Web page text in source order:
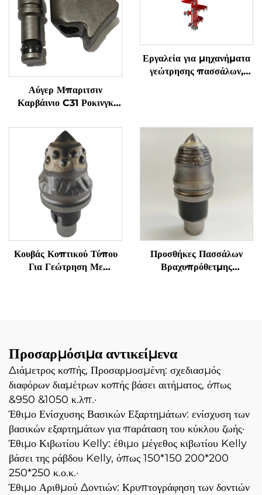
Αύγερ Μπαριτσιν
Καρβάινιο C31 Ροκινγκ
C31HD B47K22H για
Μηχανή Εξορύξεων
Φράγματος
Εργαλεία για μηχανήματα
γεώτρησης πασσάλων,
Κουβάς Κοπτικού Τύπου
Για Γεώτρηση Με
Προσθήκες Πασσάλων
Βραχυπρόθετμης
Προσαρμόσιμα αντικείμενα
Διάμετρος κοπής, Προσαρμοσμένη: σχεδιασμός
διαφόρων διαμέτρων κοπής βάσει αιτήματος, όπως
&950 &1050 κ.λπ.·
Έθιμο Ενίσχυσης Βασικών Εξαρτημάτων: ενίσχυση των
βασικών εξαρτημάτων για παράταση του κύκλου ζωής·
Έθιμο Κιβωτίου Kelly: έθιμο μέγεθος κιβωτίου Kelly
βάσει της ράβδου Kelly, όπως 150*150 200*200
250*250 κ.ο.κ.·
Έθιμο Αριθμού Δοντιών: Κρυπτογράφηση των δοντιών